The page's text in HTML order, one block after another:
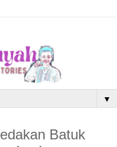
▼
Batuk